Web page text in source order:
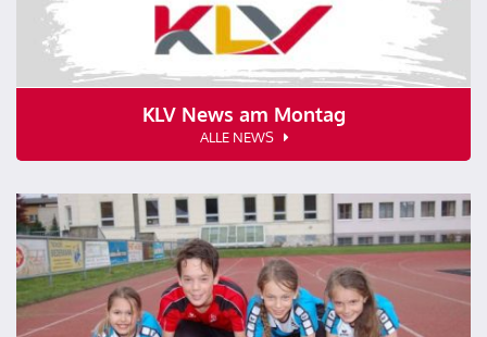
KLV News am Montag
ALLE NEWS